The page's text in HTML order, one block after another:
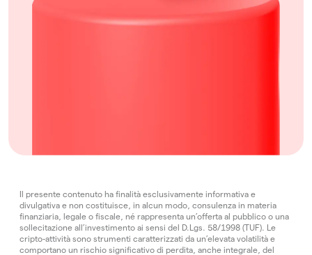
Il presente contenuto ha finalità esclusivamente informativa e
divulgativa e non costituisce, in alcun modo, consulenza in materia
finanziaria, legale o fiscale, né rappresenta un’offerta al pubblico o una
sollecitazione all’investimento ai sensi del D.Lgs. 58/1998 (TUF). Le
cripto-attività sono strumenti caratterizzati da un’elevata volatilità e
comportano un rischio significativo di perdita, anche integrale, del